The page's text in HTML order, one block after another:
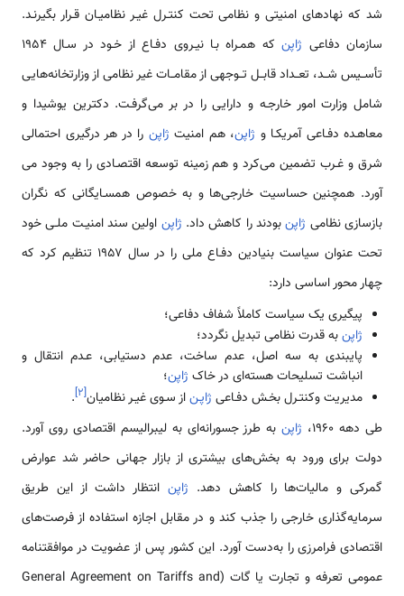
شد که نهادهای امنیتی و نظامی تحت کنتـرل غیـر نظامیـان قـرار بگیرنـد.
سازمان دفاعی ژاپن
که همـراه بـا نیـروی دفـاع از خـود در سـال ۱۹۵۴
تأســیس شــد، تعــداد قابــل تــوجهی از مقامــات غیر نظامی از وزارتخانه‌هایی
شامل وزارت امور خارجـه و دارایی را در بر می‌گرفـت. دکترین یوشیدا و
معاهـده دفـاعی آمریکـا و ژاپن، هم امنیت ژاپن را در هر درگیری احتمالی
شرق و غـرب تضمین می‌کرد و هم زمینه توسعه اقتصـادی را به وجود می
آورد. همچنین حساسیت خارجی‌ها و به خصوص همسـایگانی که نگران
بازسازی نظامی ژاپنبودند را کاهش داد. ژاپن اولین سند امنیـت ملـی خود
تحت عنوان سیاست بنیادین دفـاع ملی را در سال ۱۹۵۷ تنظیم کرد که
چهار محور اساسی دارد:
پیگیری یک سیاست کاملاً شفاف دفاعی؛
ژاپنبه قدرت نظامی تبدیل نگردد؛
پایبندی به سه اصل، عدم ساخت، عدم دستیابی، عـدم انتقال و
انباشت تسلیحات هسته‌ای در خاک ژاپن؛
مدیریت وکنتـرل بخـش دفـاعی ژاپـناز سـوی غیـر نظامیان[۲]
.
طی دهه ۱۹۶۰،
ژاپنبه طرز جسورانه‌ای به لیبرالیسم اقتصادی روی آورد.
دولت برای ورود به بخش‌های بیشتری از بازار جهانی حاضر شد عوارض
گمرکی و مالیات‌ها را کاهش دهد. ژاپنانتظار داشت از این طریق
سرمایه‌گذاری خارجی را جذب کند و در مقابل اجازه استفاده از فرصت‌های
اقتصادی فرامرزی را به‌دست آورد. این کشور پس از عضویت در موافقتنامه
عمومی تعرفه و تجارت یا گات (General Agreement on Tariffs and